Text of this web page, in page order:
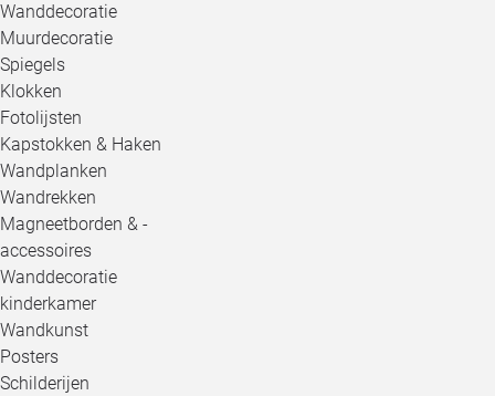
Wanddecoratie
Muurdecoratie
Spiegels
Klokken
Fotolijsten
Kapstokken & Haken
Wandplanken
Wandrekken
Magneetborden & -
accessoires
Wanddecoratie
kinderkamer
Wandkunst
Posters
Schilderijen